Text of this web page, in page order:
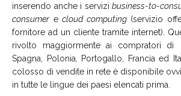
inserendo anche i servizibusiness-to-
consumer e cloud computing(servizio
fornitore ad un cliente tramite internet).
rivolto maggiormente ai compratori di
Spagna, Polonia, Portogallo, Francia ed
colosso di vendite in rete è disponibile
in tutte le lingue dei paesi elencati prima.